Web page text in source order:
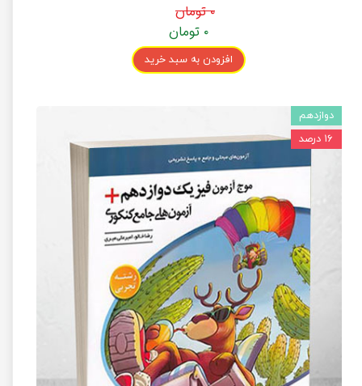
۰ تومان
۰ تومان
افزودن به سبد خرید
دوازدهم
۱۶ درصد